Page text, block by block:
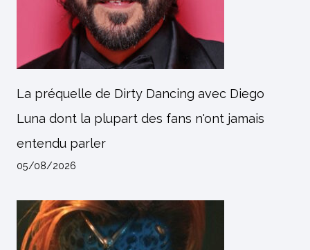
La préquelle de Dirty Dancing avec Diego
Luna dont la plupart des fans n'ont jamais
entendu parler
05/08/2026